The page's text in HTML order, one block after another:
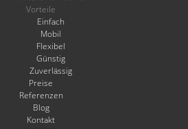
Vorteile
Einfach
Mobil
Flexibel
Günstig
Zuverlässig
Preise
Referenzen
Blog
Kontakt